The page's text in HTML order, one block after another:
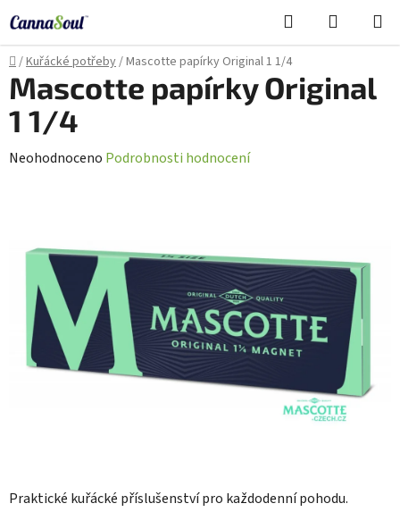
na
obsah
Hledat
KOŠÍK
Domů
/Kuřácké potřeby/Mascotte papírky Original 1 1/4
Praktické kuřácké příslušenství pro každodenní pohodu.
Mascotte papírky Original
1 1/4
Průměrné
0,0
hvězdiček.
Neohodnoceno Podrobnosti hodnocení
Cannasoul Asistent